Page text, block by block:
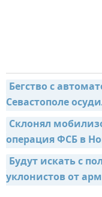
Бегство с
Севастополе
Склонял
операция ФСБ в
Будут искать с
уклонистов от